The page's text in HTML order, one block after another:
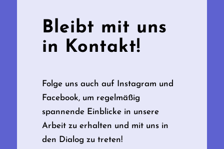
Bleibt mit uns
in Kontakt!
Folge uns auch auf Instagram und
Facebook, um regelmäßig
spannende Einblicke in unsere
Arbeit zu erhalten und mit uns in
den Dialog zu treten!